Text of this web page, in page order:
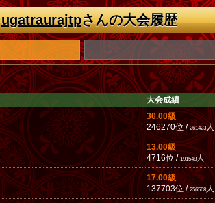
ugatraurajtpさんの大会履歴
大会成績
30.00級
246270位 /261423人
13.00級
4716位 / 191548人
17.00級
137703位 /256568 人